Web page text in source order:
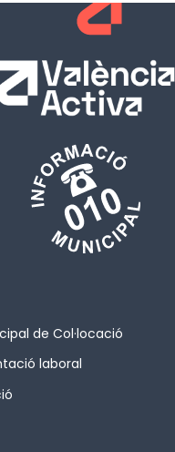
de Col·locació
laboral